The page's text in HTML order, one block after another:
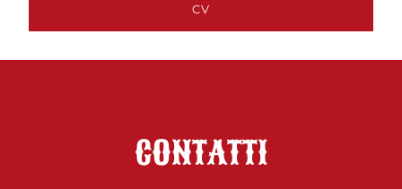
CV
CONTATTI